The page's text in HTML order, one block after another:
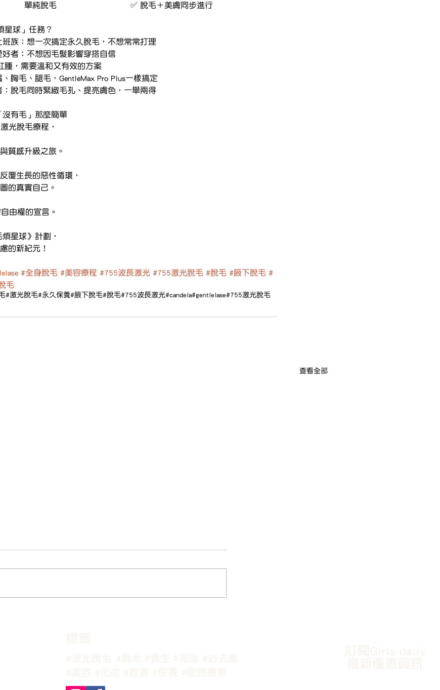
附加效果	單純脫毛	                單純脫毛	                          ✅ 脫毛＋美膚同步進行
星球」任務？
族：想一次搞定永久脫毛，不想常常打理
者：不想因毛髮影響穿搭自信
腫，需要溫和又有效的方案
胸毛、腿毛，GentleMax Pro Plus一樣搞定
：脫毛同時緊緻毛孔、提亮膚色，一舉兩得
有毛」那麼簡單
光脫毛療程，
質感升級之旅。
覆生長的惡性循環，
的真實自己。
由權的宣言。
星球》計劃，
的新紀元！
#全身脫毛 #美容療程 #755波長激光 #755激光脫毛 #脫毛 #腋下脫毛 #
毛
#激光脫毛#永久保養#腋下脫毛#脫毛#755波長激光#candela#gentlelase#755激光脫毛
查看全部